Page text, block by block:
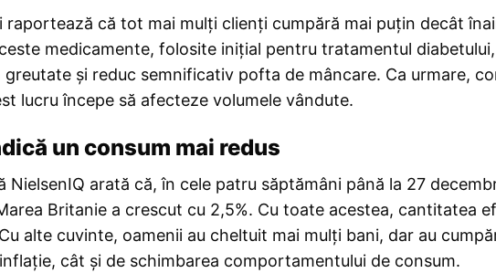
raportează că tot mai mulți clienți cumpără mai puțin decât
medicamente, folosite inițial pentru tratamentul
și reduc semnificativ pofta de mâncare. Ca urmare,
lucru începe să afecteze volumele vândute.
un consum mai redus
NielsenIQ arată că, în cele patru săptămâni până la 27
Britanie a crescut cu 2,5%. Cu toate acestea, cantitatea
alte cuvinte, oamenii au cheltuit mai mulți bani, dar au
cât și de schimbarea comportamentului de consum.